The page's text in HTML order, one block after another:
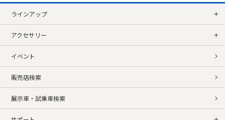
ラインアップ
アクセサリー
イベント
販売店検索
展示車・試乗車検索